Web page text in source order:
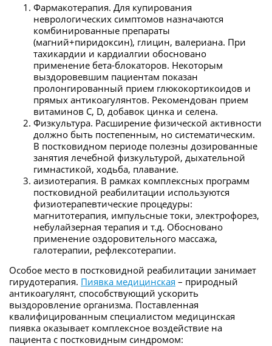
Фармакотерапия. Для купирования
неврологических симптомов назначаются
комбинированные препараты
(магний+пиридоксин), глицин, валериана. При
тахикардии и кардиалгии обосновано
применение бета-блокаторов. Некоторым
выздоровевшим пациентам показан
пролонгированный прием глюкокортикоидов и
прямых антикоагулянтов. Рекомендован прием
витаминов С, D, добавок цинка и селена.
Физкультура. Расширение физической активности
должно быть постепенным, но систематическим.
В постковидном периоде полезны дозированные
занятия лечебной физкультурой, дыхательной
гимнастикой, ходьба, плавание.
aизиотерапия. В рамках комплексных программ
постковидной реабилитации используются
физиотерапевтические процедуры:
магнитотерапия, импульсные токи, электрофорез,
небулайзерная терапия и т.д. Обосновано
применение оздоровительного массажа,
галотерапии, рефлексотерапии.
Особое место в постковидной реабилитации занимает
гирудотерапия. Пиявка медицинская – природный
антикоагулянт, способствующий ускорить
выздоровление организма. Поставленная
квалифицированным специалистом медицинская
пиявка оказывает комплексное воздействие на
пациента с постковидным синдромом: